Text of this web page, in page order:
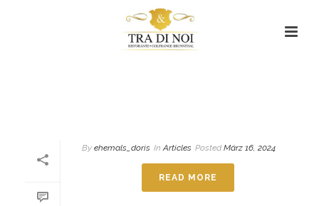
By ehemals_doris In Articles Posted März 16, 2024
READ MORE